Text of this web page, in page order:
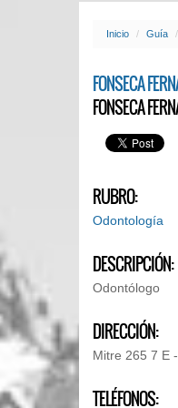
Inicio Guía
FONSECA
FONSECA
RUBRO:
Odontología
DESCRIPCIÓN:
Odontólogo
DIRECCIÓN:
Mitre 265 7 E
TELÉFONOS: